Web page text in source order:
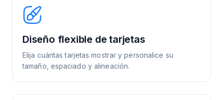
Diseño flexible de tarjetas
Elija cuántas tarjetas mostrar y personalice su
tamaño, espaciado y alineación.